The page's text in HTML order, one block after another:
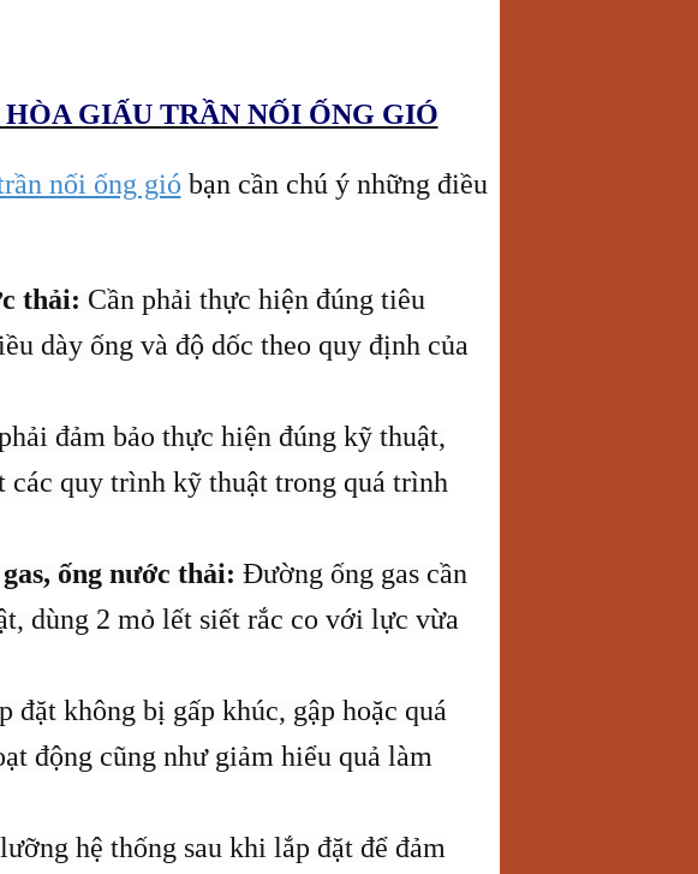
GIẤU TRẦN NỐI ỐNG GIÓ
nối ống gió bạn cần chú ý những điều
thải: Cần phải thực hiện đúng tiêu
dày ống và độ dốc theo quy định của
đảm bảo thực hiện đúng kỹ thuật,
các quy trình kỹ thuật trong quá trình
ống nước thải: Đường ống gas cần
dùng 2 mỏ lết siết rắc co với lực vừa
đặt không bị gấp khúc, gập hoặc quá
động cũng như giảm hiểu quả làm
hệ thống sau khi lắp đặt để đảm